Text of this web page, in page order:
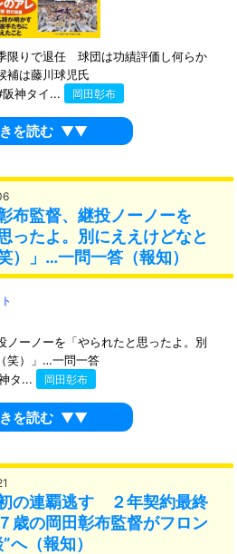
限りで退任 球団は功績評価し何らか
は藤川球児氏
神タイ...
岡田彰布
を読む ▼▼
布監督、継投ノーノーを
ったよ。別にええけどなと
）」…一問一答（報知）
ノーノーを「やられたと思ったよ。別
笑）」…一問一答
タ...
岡田彰布
を読む ▼▼
初の連覇逃す ２年契約最終
歳の岡田彰布監督がフロン
へ（報知）